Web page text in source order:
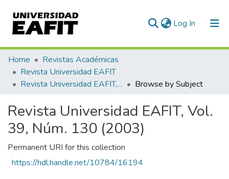
Log In (current)
Communities & Collections
All of DSpace
Home
Revistas Académicas
Revista Universidad EAFIT
Revista Universidad EAFIT, Vol. 39, Núm. 130 (2003)
Browse by Subject
Revista Universidad EAFIT, Vol.
39, Núm. 130 (2003)
Permanent URI for this collection
https://hdl.handle.net/10784/16194